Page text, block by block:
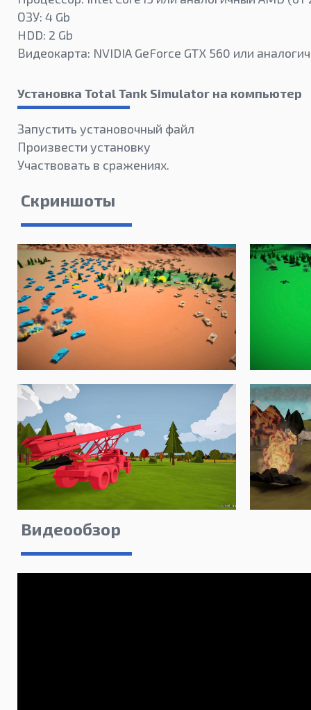
ОЗУ: 4 Gb
HDD: 2 Gb
Видеокарта: NVIDIA GeForce GTX 560 или
Установка Total Tank Simulator на компьютер
Запустить установочный файл
Произвести установку
Участвовать в сражениях.
Скриншоты
Видеообзор